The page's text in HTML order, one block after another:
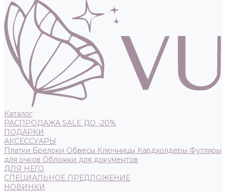
Каталог
РАСПРОДАЖА SALE ДО -20%
ПОДАРКИ
АКСЕССУАРЫ
Платки Брелоки Обвесы Ключницы Кардхолдеры Футляры
для очков Обложки для документов
ДЛЯ НЕГО
СПЕЦИАЛЬНОЕ ПРЕДЛОЖЕНИЕ
НОВИНКИ